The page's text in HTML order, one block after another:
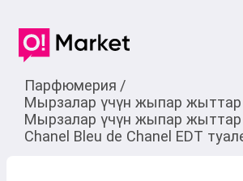
Парфюмерия /
Мырзалар үчүн жыпар жыттар
Мырзалар үчүн жыпар жыттар
Chanel Bleu de Chanel EDT